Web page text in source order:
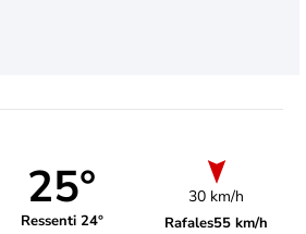
25°
Ressenti 24°
30 km/h
Rafales55 km/h